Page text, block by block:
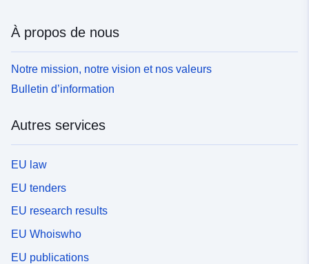
À propos de nous
Notre mission, notre vision et nos valeurs
Bulletin d’information
Autres services
EU law
EU tenders
EU research results
EU Whoiswho
EU publications